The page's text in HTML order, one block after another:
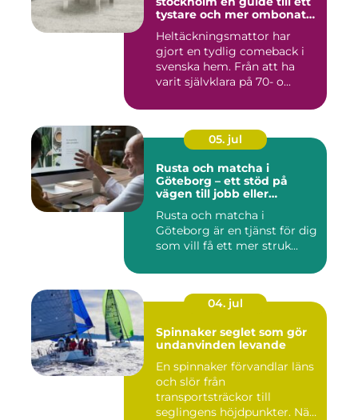
tystare och mer ombonat
Heltäckningsmattor har
gjort en tydlig comeback i
svenska hem. Från att ha
varit självklara på 70- o...
05. jul
Rusta och matcha i
Göteborg – ett stöd på
vägen till jobb eller
Rusta och matcha i
Göteborg är en tjänst för dig
som vill få ett mer struk...
04. jul
Spinnaker seglet som gör
undanvinden levande
En spinnaker förvandlar läns
och slör från
transportsträckor till
seglingens höjdpunkter. När